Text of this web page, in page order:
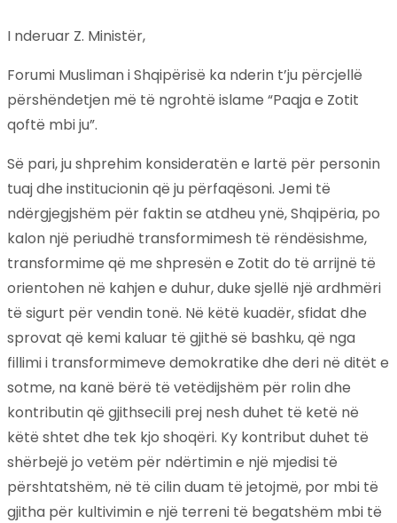
I nderuar Z. Ministër,
Forumi Musliman i Shqipërisë ka nderin t’ju përcjellë
përshëndetjen më të ngrohtë islame “Paqja e Zotit
qoftë mbi ju”.
Së pari, ju shprehim konsideratën e lartë për personin
tuaj dhe institucionin që ju përfaqësoni. Jemi të
ndërgjegjshëm për faktin se atdheu ynë, Shqipëria, po
kalon një periudhë transformimesh të rëndësishme,
transformime që me shpresën e Zotit do të arrijnë të
orientohen në kahjen e duhur, duke sjellë një ardhmëri
të sigurt për vendin tonë. Në këtë kuadër, sfidat dhe
sprovat që kemi kaluar të gjithë së bashku, që nga
fillimi i transformimeve demokratike dhe deri në ditët e
sotme, na kanë bërë të vetëdijshëm për rolin dhe
kontributin që gjithsecili prej nesh duhet të ketë në
këtë shtet dhe tek kjo shoqëri. Ky kontribut duhet të
shërbejë jo vetëm për ndërtimin e një mjedisi të
përshtatshëm, në të cilin duam të jetojmë, por mbi të
gjitha për kultivimin e një terreni të begatshëm mbi të